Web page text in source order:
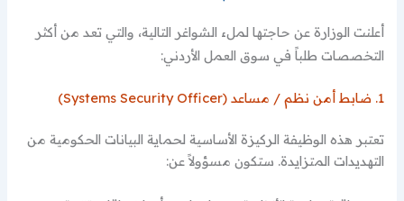
أعلنت الوزارة عن حاجتها لملء الشواغر التالية، والتي تعد من أكثر
التخصصات طلباً في سوق العمل الأردني:
1. ضابط أمن نظم / مساعد (Systems Security Officer)
تعتبر هذه الوظيفة الركيزة الأساسية لحماية البيانات الحكومية من
التهديدات المتزايدة. ستكون مسؤولاً عن: